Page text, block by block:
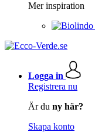
Mer inspiration
Logga in
Registrera nu
Är du ny här?
Skapa konto